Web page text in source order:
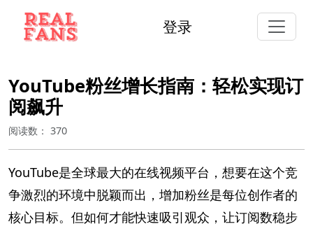
登录
YouTube粉丝增长指南：轻松实现订
阅飙升
阅读数： 370
YouTube是全球最大的在线视频平台，想要在这个竞
争激烈的环境中脱颖而出，增加粉丝是每位创作者的
核心目标。但如何才能快速吸引观众，让订阅数稳步